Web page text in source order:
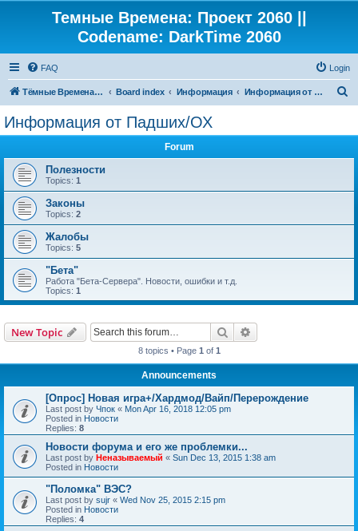
Темные Времена: Проект 2060 ||
Codename: DarkTime 2060
FAQ Login
Тёмные Времена: Проект 2060 Board index Информация Информация от Падших/ОХ
Информация от Падших/ОХ
Forum
Полезности
Topics: 1
Законы
Topics: 2
Жалобы
Topics: 5
"Бета"
Работа "Бета-Сервера". Новости, ошибки и т.д.
Topics: 1
New Topic Search
8 topics • Page 1 of 1
Announcements
[Опрос] Новая игра+/Хардмод/Вайп/Перерождение
Last post by Чпок « Mon Apr 16, 2018 12:05 pm
Posted in Новости
Replies: 8
Новости форума и его же проблемки...
Last post by Неназываемый « Sun Dec 13, 2015 1:38 am
Posted in Новости
"Поломка" ВЭС?
Last post by sujr « Wed Nov 25, 2015 2:15 pm
Posted in Новости
Replies: 4